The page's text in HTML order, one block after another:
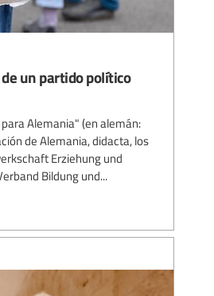
un partido político
Alemania" (en alemán:
de Alemania, didacta, los
Erziehung und
Bildung und...